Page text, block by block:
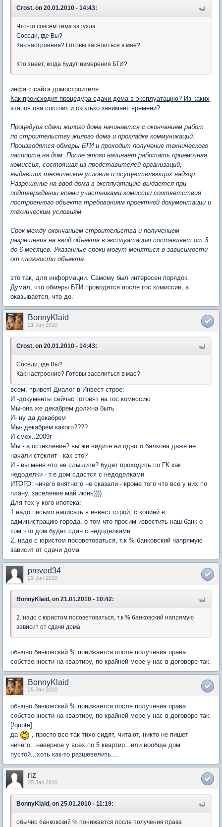
Crost, on 20.01.2010 - 14:43:
Что-то совсем тема затухла...
Соседи, где Вы?
Как настроение? Готовы заселиться в мае?
Кто знает, когда будут измерения БТИ?
инфа с сайта домостроителя:
Как происходит процедура сдачи дома в эксплуатацию? Из каких
этапов она состоит и сколько занимает времени?
Процедура сдачи жилого дома начинается с окончанием работ
по строительству жилого дома и прокладке коммуникаций.
Производятся обмеры БТИ и проходит получение технического
паспорта на дом. После этого начинает работать приемочная
комиссия, состоящая из представителей организаций,
выдавших технические условия и осуществляющих надзор.
Разрешение на ввод дома в эксплуатацию выдается при
подтверждении всеми участниками комиссии соответствия
построенного объекта требованиям проектной документации и
техническим условиям.
Срок между окончанием строительства и получением
разрешения на ввод объекта в эксплуатацию составляет от 3
до 6 месяцев. Указанные сроки могут меняться в зависимости
от сложности объекта.
это так, для информации. Самому был интересен порядок.
Думал, что обмеры БТИ проводятся после гос.комиссии, а
оказывается, что до.
BonnyKlaid
21 Jan 2010
Crost, on 20.01.2010 - 14:43:
Соседи, где Вы?
Как настроение? Готовы заселиться в мае?
всем, привет! Диалог в Инвест строе:
И -документы сейчас готовят на гос комиссию
Мы-она же декабрем должна быть
И- ну да декабрем
Мы- декабрем какого????
И-смех..2009г
Мы - а остекление? вы же видите ни одного балкона даже не
начали стеклит - как это?
И - вы меня что не слышите? будет проходить по ГК как
недоделки - т.е дом сдастся с недоделками
ИТОГО: ничего внятного не сказали - кроме того что все у них по
плану..заселение май июнь))))
Для тех у кого ипотека:
1.надо письмо написать в инвест строй, с копией в
администрацию города, о том что просим известить наш банк о
том что дом будет сдан с недоделками
2. надо с юристом посоветоваться, т.к % банковский напрямую
зависит от сдачи дома
preved34
23 Jan 2010
BonnyKlaid, on 21.01.2010 - 10:42:
2. надо с юристом посоветоваться, т.к % банковский напрямую
зависит от сдачи дома
обычно банковский % понижается после получения права
собственности на квартиру, по крайней мере у нас в договоре так.
BonnyKlaid
25 Jan 2010
обычно банковский % понижается после получения права
собственности на квартиру, по крайней мере у нас в договоре так.
[/quote]
да
, просто все так тихо сидят, читают, никто не пишет
ничего...наверное у всех по 5 квартир...или вообще дом
пустой...хоть как-то разшевелить....
riz
25 Jan 2010
BonnyKlaid, on 25.01.2010 - 11:19:
обычно банковский % понижается после получения права